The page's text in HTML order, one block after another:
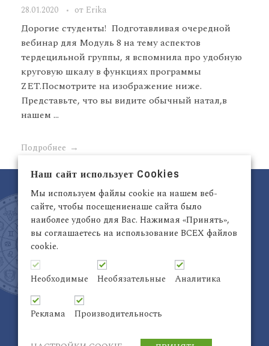
28.01.2020 от Erika
Дорогие студенты! Подготавливая очередной
вебинар для Модуль 8 на тему аспектов
тердецильной группы, я вспомнила про удобную
круговую шкалу в функциях программы
ZET.Посмотрите на изображение ниже.
Представьте, что вы видите обычный натал,в
нашем ...
Подробнее
Латвия, Рига,
Электронный адрес:
info@astrodata.lv
Inter@ktiv
Наш сайт использует Cookies
Мы используем файлы cookie на нашем веб-
сайте, чтобы посещениенаше сайта было
наиболее удобно для Вас. Нажимая «Принять»,
вы соглашаетесь на использование ВСЕХ файлов
cookie.
Необходимые Необязательные Аналитика
Реклама Производительность